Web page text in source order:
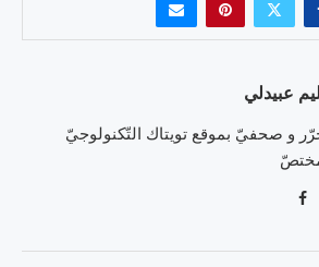
عبيدلي
و صحفيّ بموقع تويتاك التّكنولوجيّ